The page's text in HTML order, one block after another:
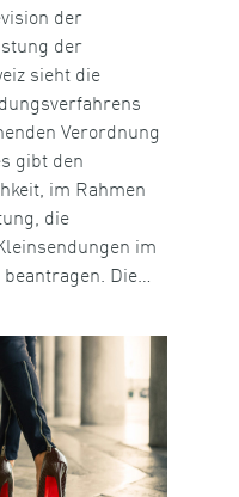
der
der
sieht die
Verordnung
gibt den
im Rahmen
die
im
Die…